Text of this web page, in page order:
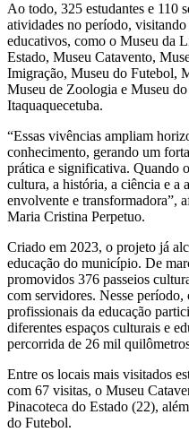
Ao todo, 325 estudantes e 110
atividades no período,
educativos, como o Museu da
Estado, Museu Catavento,
Imigração, Museu do Futebol,
Museu de Zoologia e Museu
Itaquaquecetuba.
“Essas vivências ampliam
conhecimento, gerando um
prática e significativa. Quando
cultura, a história, a ciência e a
envolvente e transformadora”,
Maria Cristina Perpetuo.
Criado em 2023, o projeto já
educação do município. De
promovidos 376 passeios
com servidores. Nesse
profissionais da educação
diferentes espaços culturais e
percorrida de 26 mil
Entre os locais mais visitados
com 67 visitas, o Museu
Pinacoteca do Estado (22),
do Futebol.